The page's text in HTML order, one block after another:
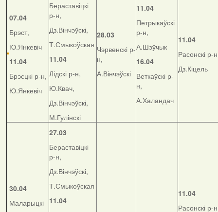
07.04
Брэст,
Ю.Янкевіч
11.04
Брэсцкі р-н,
Ю.Янкевіч
Бераставіцкі
р-н,
Дз.Вінчэўскі,
Т.Смыкоўская
11.04
Лідскі р-н,
Ю.Квач,
Дз.Вінчэўскі,
М.Гулінскі
28.03
Чэрвенскі р-
н,
А.Вінчэўскі
11.04
Петрыкаўскі
р-н,
А.Шэўчык
16.04
Веткаўскі р-
н,
А.Халандач
11.04
Расонскі р-
Дз.Кіцель
30.04
Маларыцкі
27.03
Бераставіцкі
р-н,
Дз.Вінчэўскі,
Т.Смыкоўская
11.04
11.04
Расонскі р-